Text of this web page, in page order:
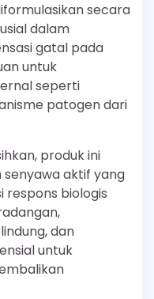
secara
dalam
gatal pada
untuk
seperti
patogen dari
produk ini
senyawa aktif yang
respons biologis
dan
untuk